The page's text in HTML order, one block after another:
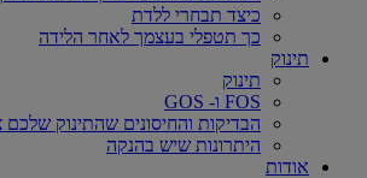
כיצד תבחרי ללדת
כך תטפלי בעצמך לאחר הלידה
תינוק
תינוק
FOS ו- GOS
הבדיקות והחיסונים שהתינוק שלכם
היתרונות שיש בהנקה
אודות